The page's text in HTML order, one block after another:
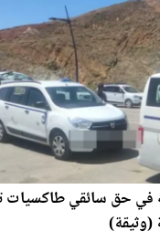
في حق سائقي طاكسيات